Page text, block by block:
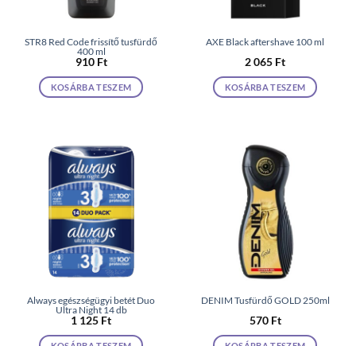
STR8 Red Code frissítő tusfürdő
400 ml
910 Ft
KOSÁRBA TESZEM
AXE Black aftershave 100 ml
2 065 Ft
KOSÁRBA TESZEM
Always egészségügyi betét Duo
Ultra Night 14 db
1 125 Ft
DENIM Tusfürdő GOLD 250ml
570 Ft